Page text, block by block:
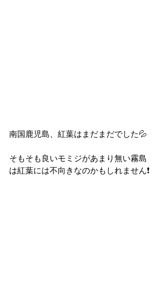
南国鹿児島、紅葉はまだまだでした💦
そもそも良いモミジがあまり無い霧島
は紅葉には不向きなのかもしれません❗️